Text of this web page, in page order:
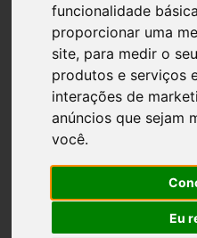
funcionalidade
proporcionar uma
site, para medir o
produtos e serviços
interações de
anúncios que sejam
você.
Eu